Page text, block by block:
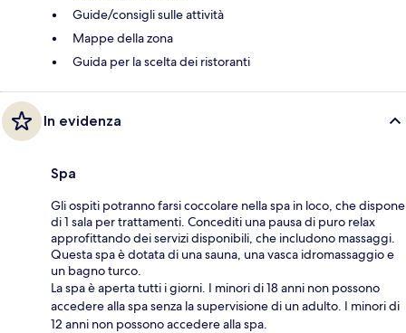
Guide/consigli sulle attività
Mappe della zona
Guida per la scelta dei ristoranti
In evidenza
Spa
Gli ospiti potranno farsi coccolare nella spa in loco, che dispone
di 1 sala per trattamenti. Concediti una pausa di puro relax
approfittando dei servizi disponibili, che includono massaggi.
Questa spa è dotata di una sauna, una vasca idromassaggio e
un bagno turco.
La spa è aperta tutti i giorni. I minori di 18 anni non possono
accedere alla spa senza la supervisione di un adulto. I minori di
12 anni non possono accedere alla spa.